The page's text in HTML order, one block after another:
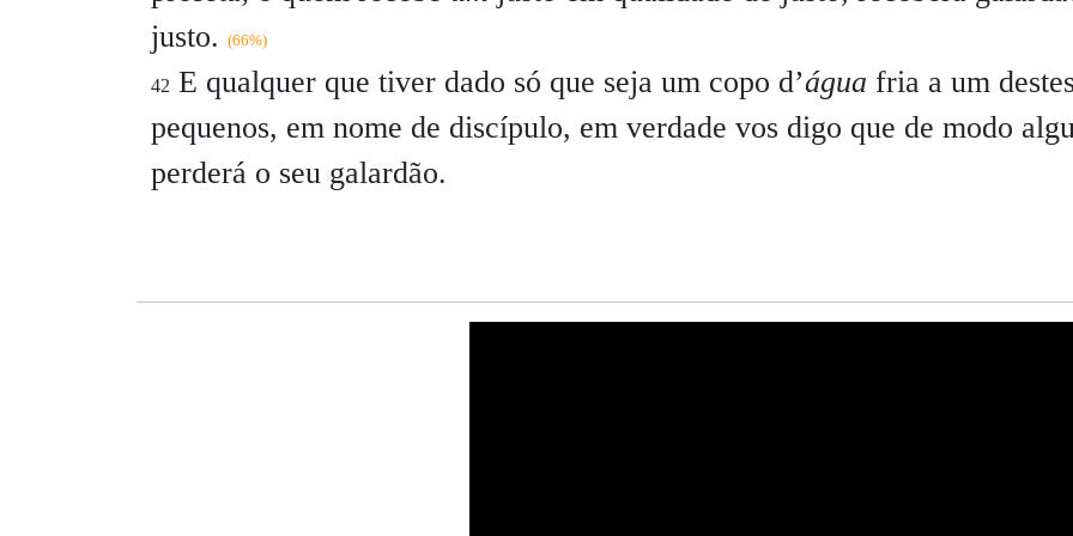
justo. (66%)
42 E qualquer que tiver dado só que seja um copo d’água fria a um
pequenos, em nome de discípulo, em verdade vos digo que de modo
perderá o seu galardão.